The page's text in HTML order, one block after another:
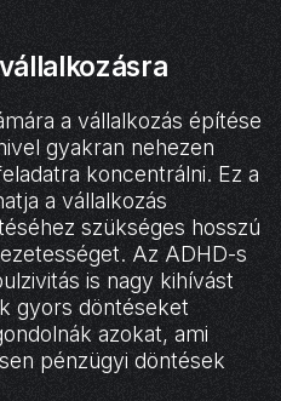
a vállalkozás építése
gyakran nehezen
koncentrálni. Ez a
a vállalkozás
szükséges hosszú
Az ADHD-s
is nagy kihívást
gyors döntéseket
azokat, ami
pénzügyi döntések